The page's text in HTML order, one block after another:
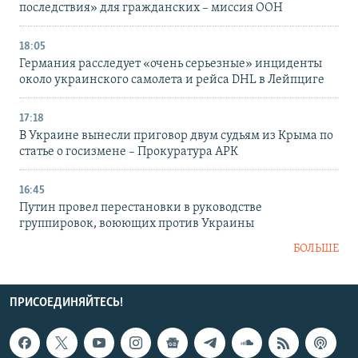
последствия» для гражданских – миссия ООН
18:05
Германия расследует «очень серьезные» инциденты
около украинского самолета и рейса DHL в Лейпциге
17:18
В Украине вынесли приговор двум судьям из Крыма по
статье о госизмене – Прокуратура АРК
16:45
Путин провел перестановки в руководстве
группировок, воюющих против Украины
БОЛЬШЕ
ПРИСОЕДИНЯЙТЕСЬ!